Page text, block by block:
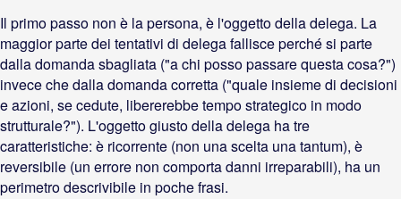
Il primo passo non è la persona, è l'oggetto della delega. La
maggior parte dei tentativi di delega fallisce perché si parte
dalla domanda sbagliata ("a chi posso passare questa cosa?")
invece che dalla domanda corretta ("quale insieme di decisioni
e azioni, se cedute, libererebbe tempo strategico in modo
strutturale?"). L'oggetto giusto della delega ha tre
caratteristiche: è ricorrente (non una scelta una tantum), è
reversibile (un errore non comporta danni irreparabili), ha un
perimetro descrivibile in poche frasi.